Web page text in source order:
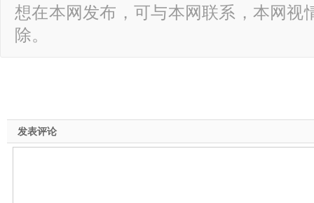
想在本网发布，可与本网联系，本网视
除。
发表评论